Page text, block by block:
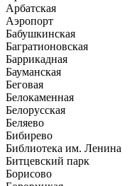
Арбатская
Аэропорт
Бабушкинская
Багратионовская
Баррикадная
Бауманская
Беговая
Белокаменная
Белорусская
Беляево
Бибирево
Библиотека им. Ленина
Битцевский парк
Борисово